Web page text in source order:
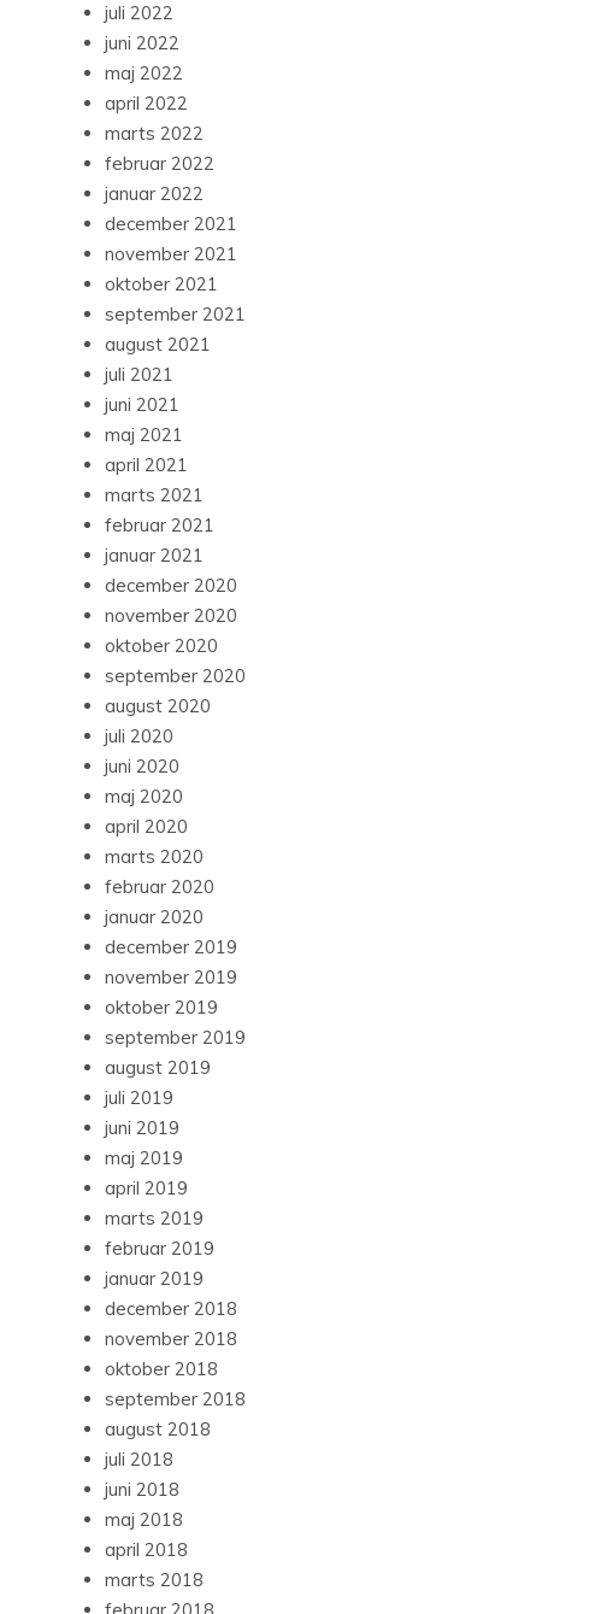
juli 2022
juni 2022
maj 2022
april 2022
marts 2022
februar 2022
januar 2022
december 2021
november 2021
oktober 2021
september 2021
august 2021
juli 2021
juni 2021
maj 2021
april 2021
marts 2021
februar 2021
januar 2021
december 2020
november 2020
oktober 2020
september 2020
august 2020
juli 2020
juni 2020
maj 2020
april 2020
marts 2020
februar 2020
januar 2020
december 2019
november 2019
oktober 2019
september 2019
august 2019
juli 2019
juni 2019
maj 2019
april 2019
marts 2019
februar 2019
januar 2019
december 2018
november 2018
oktober 2018
september 2018
august 2018
juli 2018
juni 2018
maj 2018
april 2018
marts 2018